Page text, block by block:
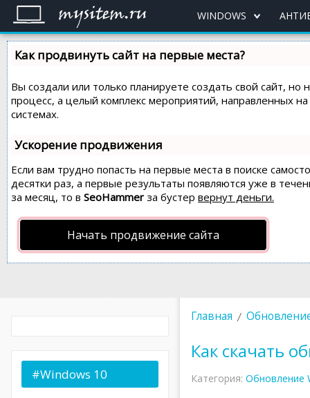
WINDOWS
Как продвинуть сайт на первые места?
Вы создали или только планируете создать свой сайт,
процесс, а целый комплекс мероприятий, направленных
системах.
Ускорение продвижения
Если вам трудно попасть на первые места в поиске
десятки раз, а первые результаты появляются уже в
за месяц, то в SeoHammer за бустер вернут деньги.
Начать продвижение сайта
Главная
Как скачать
Категория: Обновление
#Windows 10